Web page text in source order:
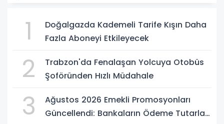
1
Doğalgazda Kademeli Tarife Kışın Daha
Fazla Aboneyi Etkileyecek
2
Trabzon'da Fenalaşan Yolcuya Otobüs
Şoföründen Hızlı Müdahale
3
Ağustos 2026 Emekli Promosyonları
Güncellendi: Bankaların Ödeme Tutarları